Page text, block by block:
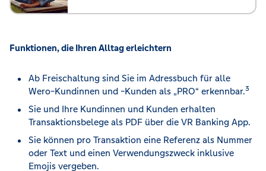
Funktionen, die Ihren Alltag erleichtern
Ab Freischaltung sind Sie im Adressbuch für alle
Wero-Kundinnen und -Kunden als „PRO“ erkennbar.3
Sie und Ihre Kundinnen und Kunden erhalten
Transaktionsbelege als PDF über die VR Banking App.
Sie können pro Transaktion eine Referenz als Nummer
oder Text und einen Verwendungszweck inklusive
Emojis vergeben.